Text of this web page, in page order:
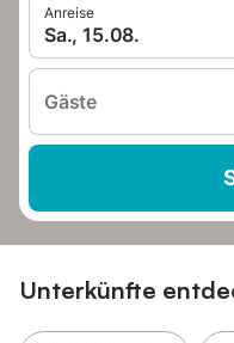
Anreise
Sa., 15.08.
Gäste
Unterkünfte